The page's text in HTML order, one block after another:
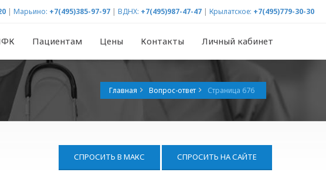
| Марьино: +7(495)385-97-97 | ВДНХ: +7(495)987-47-47 | Крылатское: +7(495)779-30-30
Пациентам Цены Контакты Личный кабинет
Главная Вопрос-ответ Страница 676
СПРОСИТЬ В МАКС СПРОСИТЬ НА САЙТЕ